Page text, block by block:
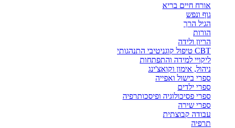
אורח חיים בריא
גוף ונפש
הגיל הרך
הורות
הריון ולידה
CBT טיפול קוגניטיבי התנהגותי
ליקויי למידה והתפתחות
ניהול, אימון וקואצ'ינג
ספרי בישול ואפייה
ספרי ילדים
ספרי פסיכולוגיה ופיסכותרפיה
ספרי שירה
עבודה קבוצתית
תרפיה